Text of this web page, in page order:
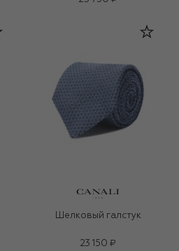
Шелковый галстук
23 150 ₽